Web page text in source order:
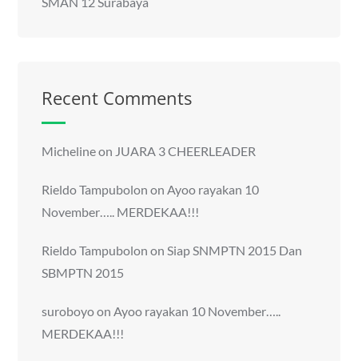
Recent Comments
Michelineon JUARA 3 CHEERLEADER
Rieldo Tampubolon onAyoo rayakan 10
November….. MERDEKAA!!!
Rieldo Tampubolon onSiap SNMPTN 2015 Dan
SBMPTN 2015
suroboyoonAyoo rayakan 10 November…..
MERDEKAA!!!